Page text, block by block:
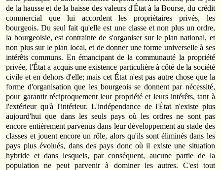
de la hausse et de la baisse des valeurs d'État à la Bourse, du crédit
commercial que lui accordent les propriétaires privés, les
bourgeois. Du seul fait qu'elle est une classe et non plus un ordre,
la bourgeoisie, est contrainte de s'organiser sur le plan national, et
non plus sur le plan local, et de donner une forme universelle à ses
intérêts communs. En émancipant de la communauté la propriété
privée, l'État a acquis une existence particulière à côté de la société
civile et en dehors d'elle; mais cet État n'est pas autre chose que la
forme d'organisation que les bourgeois se donnent par nécessité,
pour garantir réciproquement leur propriété et leurs intérêts, tant à
l'extérieur qu'à l'intérieur. L'indépendance de l'État n'existe plus
aujourd'hui que dans les seuls pays où les ordres ne sont pas
encore entièrement parvenus dans leur développement au stade des
classes et jouent encore un rôle, alors qu'ils sont éliminés dans les
pays plus évolués, dans des pays donc où il existe une situation
hybride et dans lesquels, par conséquent, aucune partie de la
population ne peut parvenir à dominer les autres. C'est tout